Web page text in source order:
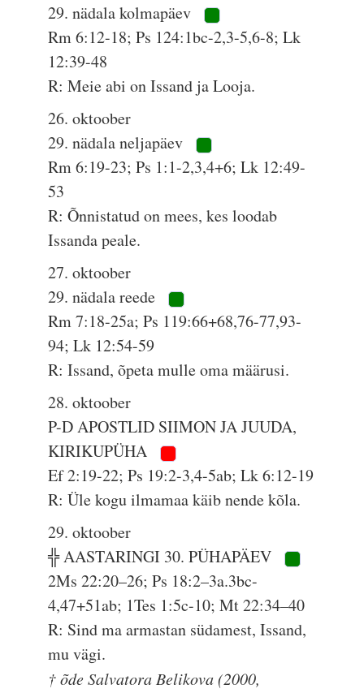
29. nädala kolmapäev
Rm 6:12-18; Ps 124:1bc-2,3-5,6-8; Lk
12:39-48
R: Meie abi on Issand ja Looja.
26. oktoober
29. nädala neljapäev
Rm 6:19-23; Ps 1:1-2,3,4+6; Lk 12:49-
53
R: Õnnistatud on mees, kes loodab
Issanda peale.
27. oktoober
29. nädala reede
Rm 7:18-25a; Ps 119:66+68,76-77,93-
94; Lk 12:54-59
R: Issand, õpeta mulle oma määrusi.
28. oktoober
P-D APOSTLID SIIMON JA JUUDA,
KIRIKUPÜHA
Ef 2:19-22; Ps 19:2-3,4-5ab; Lk 6:12-19
R: Üle kogu ilmamaa käib nende kõla.
29. oktoober
╬ AASTARINGI 30. PÜHAPÄEV
2Ms 22:20–26; Ps 18:2–3a.3bc-
4,47+51ab; 1Tes 1:5c-10; Mt 22:34–40
R: Sind ma armastan südamest, Issand,
mu vägi.
† õde Salvatora Belikova (2000,